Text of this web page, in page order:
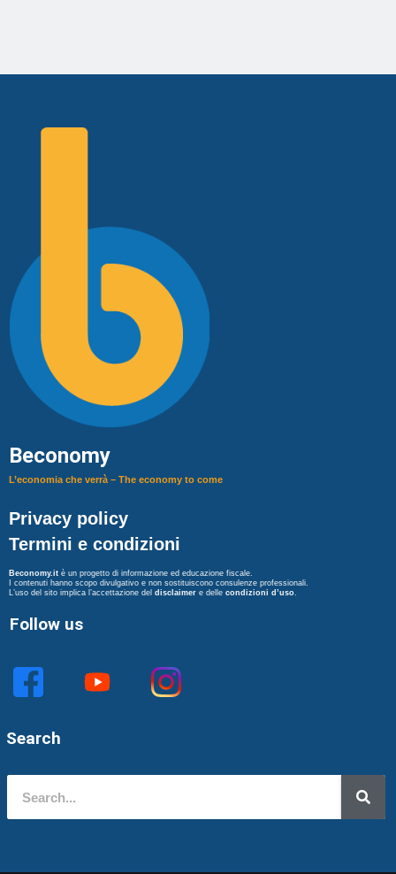
Beconomy
L’economia che verrà – The economy to come
Privacy policy
Termini e condizioni
Beconomy.it è un progetto di informazione ed educazione fiscale.
I contenuti hanno scopo divulgativo e non sostituiscono consulenze professionali.
L’uso del sito implica l’accettazione del disclaimer e delle condizioni d’uso.
Follow us
Search